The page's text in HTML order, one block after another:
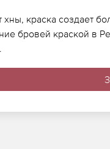
хны, краска создает
бровей краской в